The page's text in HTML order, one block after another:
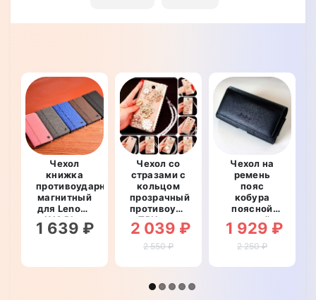
Чехол
книжка
противоударный
магнитный
для Lenovo
K10 Plus
"PRIVILEGE"
1 639 ₽
Чехол со
стразами с
кольцом
прозрачный
противоударный
TPU для
Lenovo K10
Plus
2 039 ₽
2 550 ₽
Чехол на
ремень
пояс
кобура
поясной
кожаный c
карманами
для Lenovo
"RAMOS"
1 929 ₽
2 250 ₽